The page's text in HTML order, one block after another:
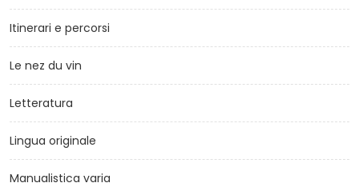
Itinerari e percorsi
Le nez du vin
Letteratura
Lingua originale
Manualistica varia